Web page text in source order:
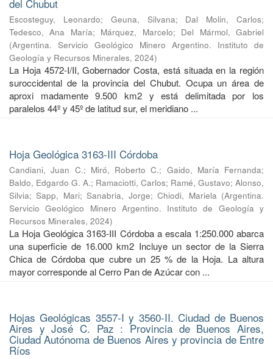
del Chubut
Escosteguy, Leonardo; Geuna, Silvana; Dal Molin, Carlos;
Tedesco, Ana María; Márquez, Marcelo; Del Mármol, Gabriel
(Argentina. Servicio Geológico Minero Argentino. Instituto de
Geología y Recursos Minerales, 2024)
La Hoja 4572-I/II, Gobernador Costa, está situada en la región
suroccidental de la provincia del Chubut. Ocupa un área de
aproxi madamente 9.500 km2 y está delimitada por los
paralelos 44º y 45º de latitud sur, el meridiano ...
Hoja Geológica 3163-III Córdoba
Candiani, Juan C.; Miró, Roberto C.; Gaido, María Fernanda;
Baldo, Edgardo G. A.; Ramaciotti, Carlos; Ramé, Gustavo; Alonso,
Silvia;Sapp, Mari;Sanabria, Jorge;Chiodi, Mariela (Argentina.
Servicio Geológico Minero Argentino. Instituto de Geología y
Recursos Minerales, 2024)
La Hoja Geológica 3163-III Córdoba a escala 1:250.000 abarca
una superficie de 16.000 km2 Incluye un sector de la Sierra
Chica de Córdoba que cubre un 25 % de la Hoja. La altura
mayor corresponde al Cerro Pan de Azúcar con ...
Hojas Geológicas 3557-I y 3560-II. Ciudad de Buenos
Aires y José C. Paz : Provincia de Buenos Aires,
Ciudad Autónoma de Buenos Aires y provincia de Entre
Ríos